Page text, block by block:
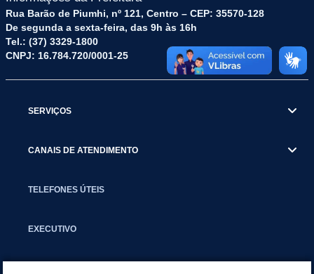
Rua Barão de Piumhi, nº 121, Centro – CEP: 35570-128
De segunda a sexta-feira, das 9h às 16h
Tel.: (37) 3329-1800
CNPJ: 16.784.720/0001-25
SERVIÇOS
CANAIS DE ATENDIMENTO
TELEFONES ÚTEIS
EXECUTIVO